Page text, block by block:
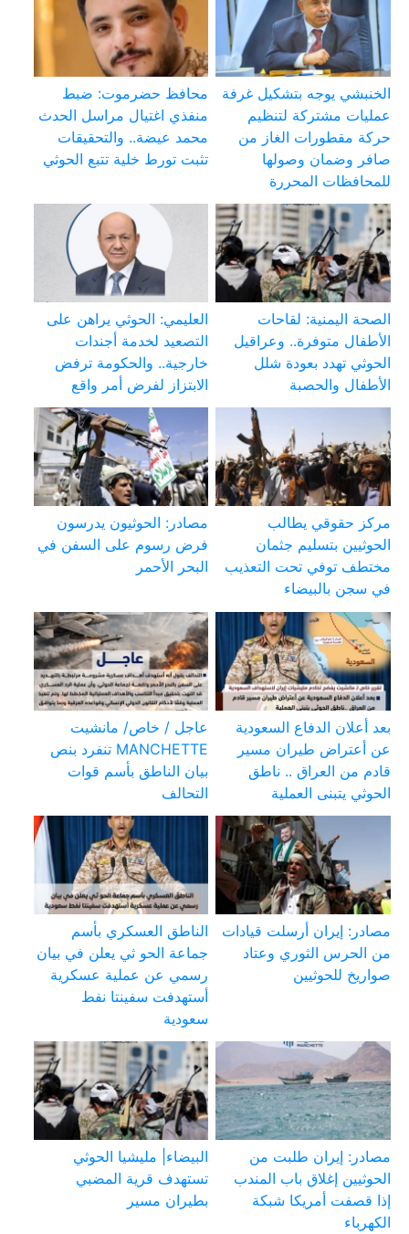
الخنبشي يوجه بتشكيل غرفة
عمليات مشتركة لتنظيم
حركة مقطورات الغاز من
صافر وضمان وصولها
للمحافظات المحررة
محافظ حضرموت: ضبط
منفذي اغتيال مراسل الحدث
محمد عيضة.. والتحقيقات
تثبت تورط خلية تتبع الحوثي
الصحة اليمنية: لقاحات
الأطفال متوفرة.. وعراقيل
الحوثي تهدد بعودة شلل
الأطفال والحصبة
العليمي: الحوثي يراهن على
التصعيد لخدمة أجندات
خارجية.. والحكومة ترفض
الابتزاز لفرض أمر واقع
مركز حقوقي يطالب
الحوثيين بتسليم جثمان
مختطف توفي تحت التعذيب
في سجن بالبيضاء
مصادر: الحوثيون يدرسون
فرض رسوم على السفن في
البحر الأحمر
بعد أعلان الدفاع السعودية
عن أعتراض طيران مسير
قادم من العراق .. ناطق
الحوثي يتبنى العملية
عاجل / خاص/ مانشيت
MANCHETTE تنفرد بنص
بيان الناطق بأسم قوات
التحالف
مصادر: إيران أرسلت قيادات
من الحرس الثوري وعتاد
صواريخ للحوثيين
الناطق العسكري بأسم
جماعة الحو ثي يعلن في بيان
رسمي عن عملية عسكرية
أستهدفت سفينتا نفط
سعودية
مصادر: إيران طلبت من
الحوثيين إغلاق باب المندب
إذا قصفت أمريكا شبكة
الكهرباء
البيضاء| مليشيا الحوثي
تستهدف قرية المضبي
بطيران مسير